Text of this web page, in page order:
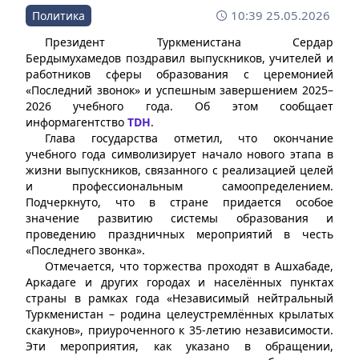
Политика 10:39 25.05.2026
Президент Туркменистана Сердар
Бердымухамедов поздравил выпускников, учителей и
работников сферы образования с церемонией
«Последний звонок» и успешным завершением 2025–
2026 учебного года. Об этом сообщает
информагентство TDH.
Глава государства отметил, что окончание
учебного года символизирует начало нового этапа в
жизни выпускников, связанного с реализацией целей
и профессиональным самоопределением.
Подчеркнуто, что в стране придается особое
значение развитию системы образования и
проведению праздничных мероприятий в честь
«Последнего звонка».
Отмечается, что торжества проходят в Ашхабаде,
Аркадаге и других городах и населённых пунктах
страны в рамках года «Независимый нейтральный
Туркменистан – родина целеустремлённых крылатых
скакунов», приуроченного к 35-летию независимости.
Эти мероприятия, как указано в обращении,